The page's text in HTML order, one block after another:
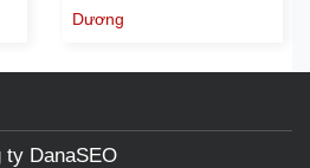
Dương
DanaSEO